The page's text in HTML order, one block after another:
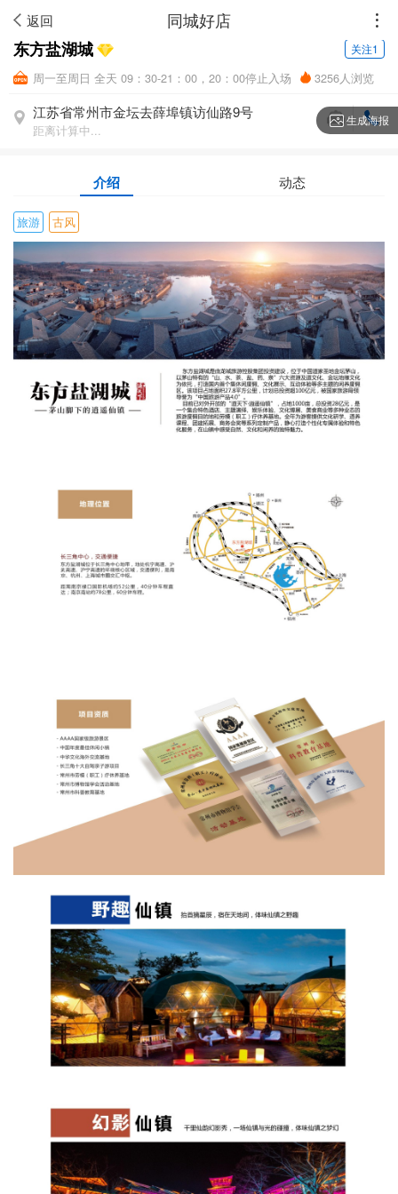
生成海报
返回
同城好店
东方盐湖城
周一至周日 全天 09：30-21：00，20：00停止入场 3256人浏览
关注1
江苏省常州市金坛去薛埠镇访仙路9号
距离计算中...
介绍 动态
旅游 古风